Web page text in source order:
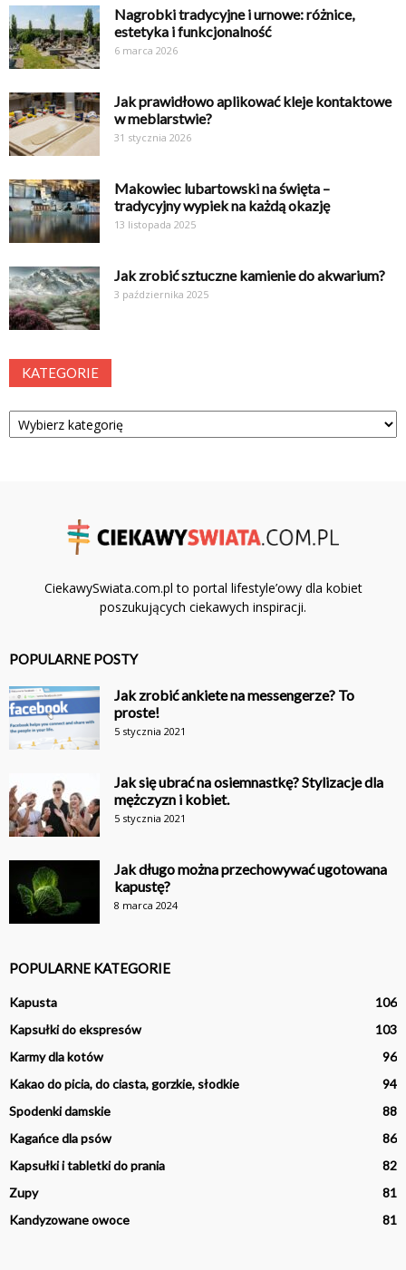
Nagrobki tradycyjne i urnowe: różnice,
estetyka i funkcjonalność
6 marca 2026
Jak prawidłowo aplikować kleje kontaktowe
w meblarstwie?
31 stycznia 2026
Makowiec lubartowski na święta –
tradycyjny wypiek na każdą okazję
13 listopada 2025
Jak zrobić sztuczne kamienie do akwarium?
3 października 2025
KATEGORIE
Kategorie
CiekawySwiata.com.pl to portal lifestyle’owy dla kobiet
poszukujących ciekawych inspiracji.
POPULARNE POSTY
Jak zrobić ankiete na messengerze? To
proste!
5 stycznia 2021
Jak się ubrać na osiemnastkę? Stylizacje dla
mężczyzn i kobiet.
5 stycznia 2021
Jak długo można przechowywać ugotowana
kapustę?
8 marca 2024
POPULARNE KATEGORIE
Kapusta
106
Kapsułki do ekspresów
103
Karmy dla kotów
96
Kakao do picia, do ciasta, gorzkie, słodkie
94
Spodenki damskie
88
Kagańce dla psów
86
Kapsułki i tabletki do prania
82
Zupy
81
Kandyzowane owoce
81